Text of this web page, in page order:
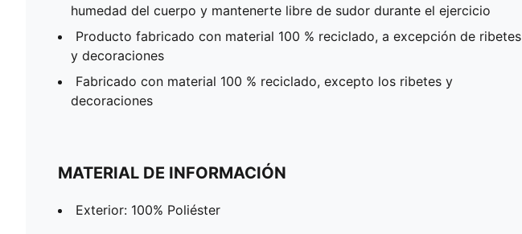
humedad del cuerpo y mantenerte libre de sudor durante el ejercicio
Producto fabricado con material 100 % reciclado, a excepción de ribetes
y decoraciones
Fabricado con material 100 % reciclado, excepto los ribetes y
decoraciones
MATERIAL DE INFORMACIÓN
Exterior: 100% Poliéster